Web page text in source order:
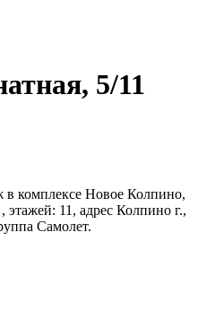
5/11
в комплексе Новое Колпино,
этажей: 11, адрес Колпино г.,
Самолет.